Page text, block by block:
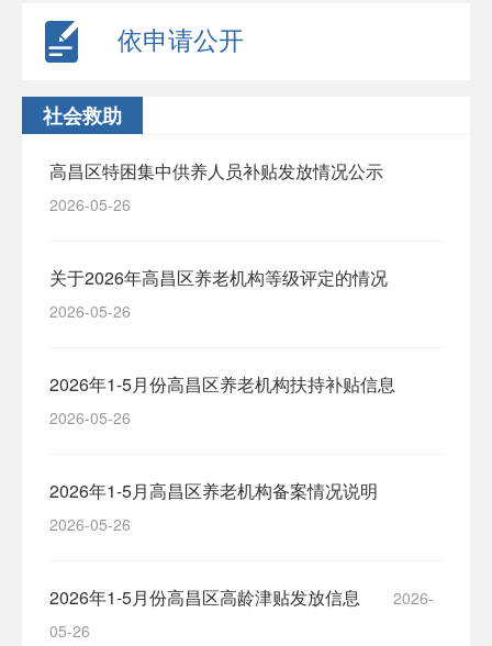
依申请公开
社会救助
高昌区特困集中供养人员补贴发放情况公示
2026-05-26
关于2026年高昌区养老机构等级评定的情况
2026-05-26
2026年1-5月份高昌区养老机构扶持补贴信息
2026-05-26
2026年1-5月高昌区养老机构备案情况说明
2026-05-26
2026年1-5月份高昌区高龄津贴发放信息
2026-
05-26